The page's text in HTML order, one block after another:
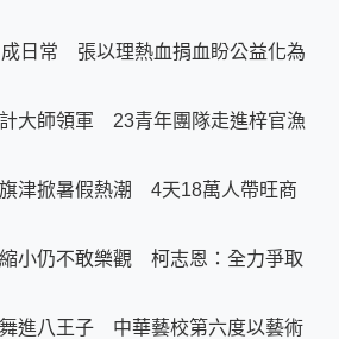
日常 張以理熱血捐血盼公益化為
大師領軍 23青年團隊走進梓官漁
津掀暑假熱潮 4天18萬人帶旺商
小仍不敢樂觀 柯志恩：全力爭取
進八王子 中華藝校第六度以藝術